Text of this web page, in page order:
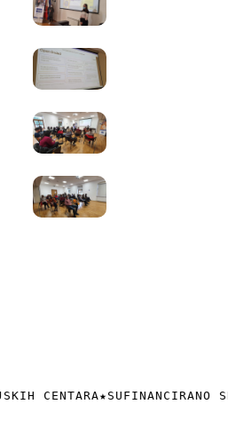
CENTARA★ SUFINANCIRANO